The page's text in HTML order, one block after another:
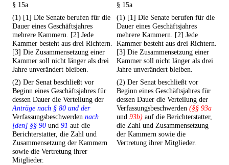
§ 15a
§ 15a
(1) [1] Die Senate berufen für die
Dauer eines Geschäftsjahres
mehrere Kammern. [2] Jede
Kammer besteht aus drei Richtern.
[3] Die Zusammensetzung einer
Kammer soll nicht länger als drei
Jahre unverändert bleiben.
(1) [1] Die Senate berufen für die
Dauer eines Geschäftsjahres
mehrere Kammern. [2] Jede
Kammer besteht aus drei Richtern.
[3] Die Zusammensetzung einer
Kammer soll nicht länger als drei
Jahre unverändert bleiben.
(2) Der Senat beschließt vor
Beginn eines Geschäftsjahres für
dessen Dauer die Verteilung der
Anträge nach § 80 und der
Verfassungsbeschwerden nach
[den] §§ 90 und 91 auf die
Berichterstatter, die Zahl und
Zusammensetzung der Kammern
sowie die Vertretung ihrer
Mitglieder.
(2) Der Senat beschließt vor
Beginn eines Geschäftsjahres für
dessen Dauer die Verteilung der
Verfassungsbeschwerden (§§ 93a
und 93b) auf die Berichterstatter,
die Zahl und Zusammensetzung
der Kammern sowie die
Vertretung ihrer Mitglieder.